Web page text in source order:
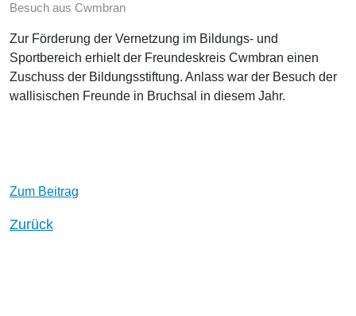
Besuch aus Cwmbran
Zur Förderung der Vernetzung im Bildungs- und
Sportbereich erhielt der Freundeskreis Cwmbran einen
Zuschuss der Bildungsstiftung. Anlass war der Besuch der
wallisischen Freunde in Bruchsal in diesem Jahr.
Zum Beitrag
Zurück